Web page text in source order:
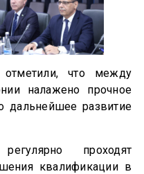
что между
налажено прочное
дальнейшее развитие
проходят
квалификации в